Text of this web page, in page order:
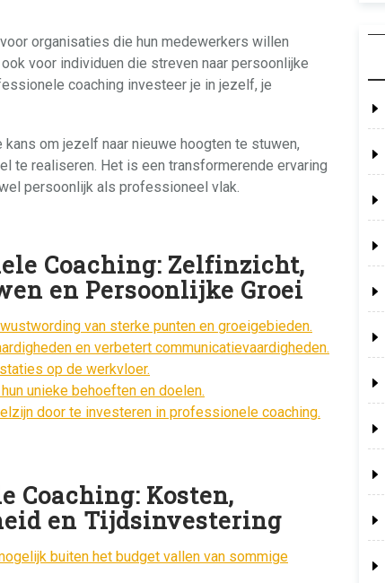
organisaties die hun medewerkers willen
voor individuen die streven naar persoonlijke
coaching investeer je in jezelf, je
om jezelf naar nieuwe hoogten te stuwen,
te realiseren. Het is een transformerende ervaring
persoonlijk als professioneel vlak.
Coaching: Zelfinzicht,
en Persoonlijke Groei
van sterke punten en groeigebieden.
en verbetert communicatievaardigheden.
op de werkvloer.
unieke behoeften en doelen.
door te investeren in professionele coaching.
Coaching: Kosten,
en Tijdsinvestering
buiten het budget vallen van sommige